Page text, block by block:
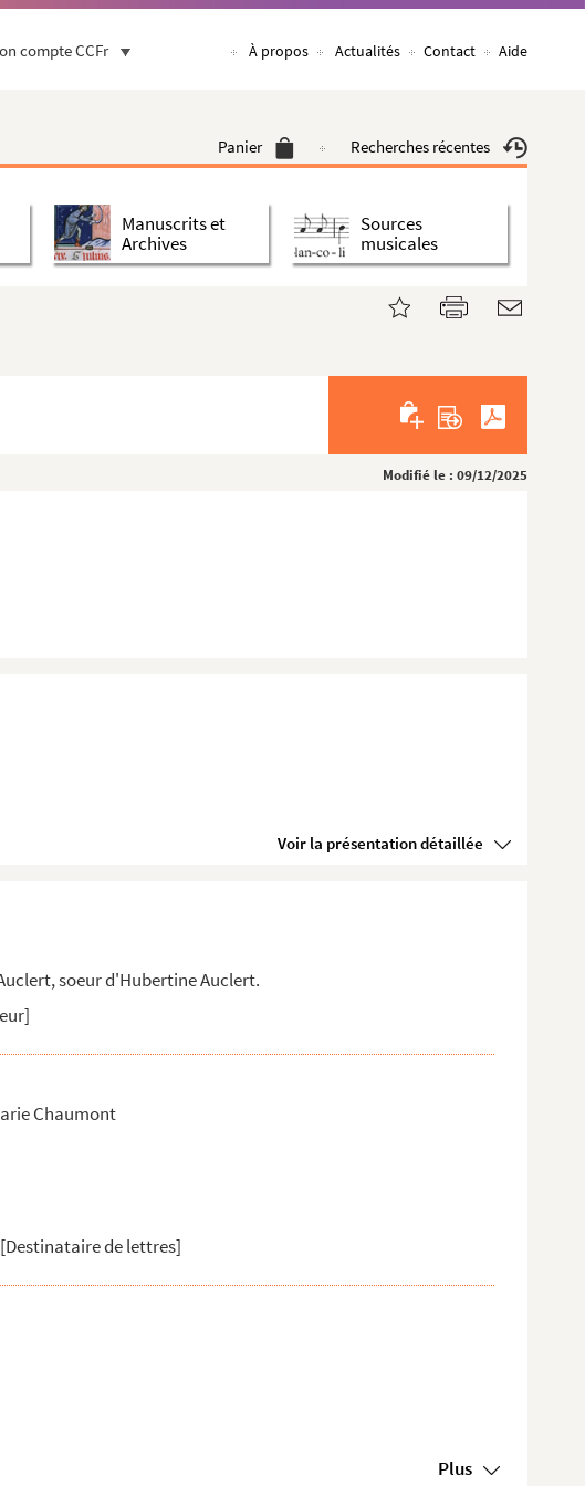
compte CCFr À propos Actualités Contact Aide
Panier Recherches récentes
Manuscrits et
Archives
Sources
musicales
Modifié le : 09/12/2025
Voir la présentation détaillée
soeur d'Hubertine Auclert.
Chaumont
[Destinataire de lettres]
Plus